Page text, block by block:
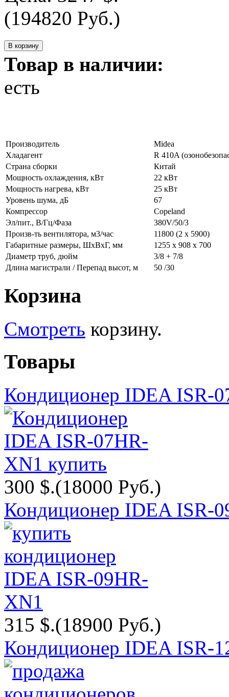
(194820 Руб.)
Товар в наличии:
есть
Производитель
Midea
Хладагент
R 410A
Страна сборки
Китай
Мощность охлаждения, кВт
22 кВт
Мощность нагрева, кВт
25 кВт
Уровень шума, дБ
67
Компрессор
Copeland
Эл/пит., В/Гц/Фаза
380V/50/3
Произв-ть вентилятора, м3/час
11800 (2 х 5900)
Габаритные размеры, ШхВхГ, мм
1255 х 908 х 700
Диаметр труб, дюйм
3/8 + 7/8
Длина магистрали / Перепад высот, м
50 /30
Корзина
Смотреть корзину.
Товары
Кондиционер IDEA ISR-
300 $.(18000 Руб.)
Кондиционер IDEA ISR-
315 $.(18900 Руб.)
Кондиционер IDEA ISR-